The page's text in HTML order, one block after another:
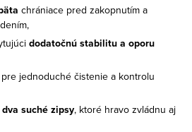
chrániace pred zakopnutím a
dodatočnú stabilitu a oporu
pre jednoduché čistenie a kontrolu
suché zipsy, ktoré hravo zvládnu aj